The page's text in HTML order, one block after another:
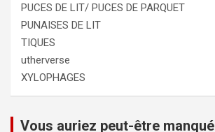
PUCES DE LIT/ PUCES DE PARQUET
PUNAISES DE LIT
TIQUES
utherverse
XYLOPHAGES
Vous auriez peut-être manqué